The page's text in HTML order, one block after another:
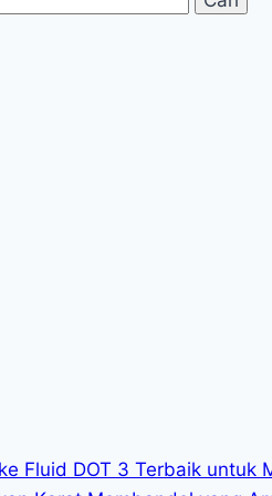
Fluid DOT 3 Terbaik untuk